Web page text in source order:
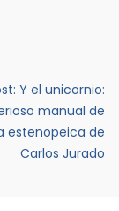
Y el unicornio:
manual de
estenopeica de
Carlos Jurado